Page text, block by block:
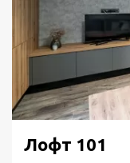
Лофт 101